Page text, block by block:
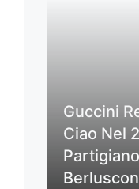
Guccini
Ciao Nel